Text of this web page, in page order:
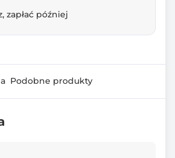
zapłać później
Podobne produkty